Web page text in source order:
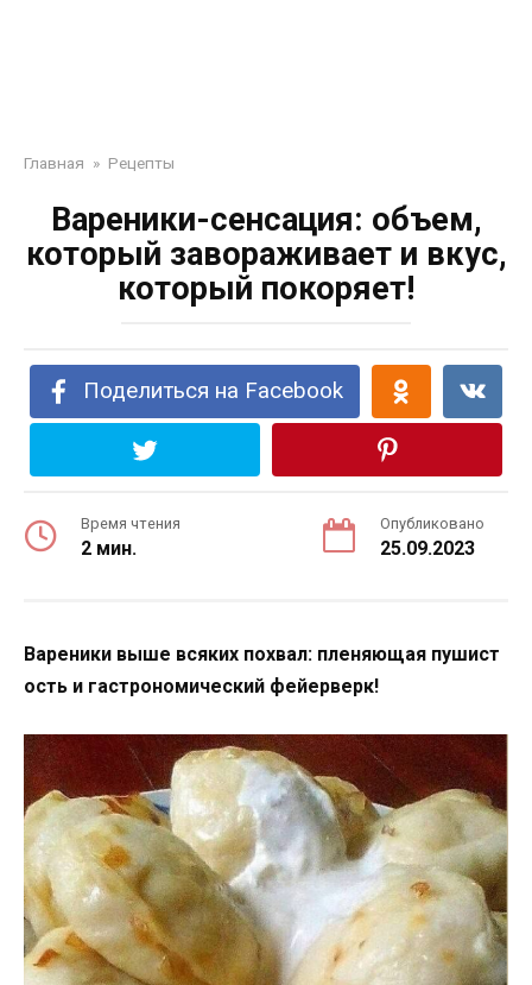
Главная » Рецепты
Вареники-сенсация: объем,
который завораживает и вкус,
который покоряет!
Поделиться на Facebook
Время чтения
2 мин.
Опубликовано
25.09.2023
Вареники выше всяких похвал: пленяющая пушист
ость и гастрономический фейерверк!